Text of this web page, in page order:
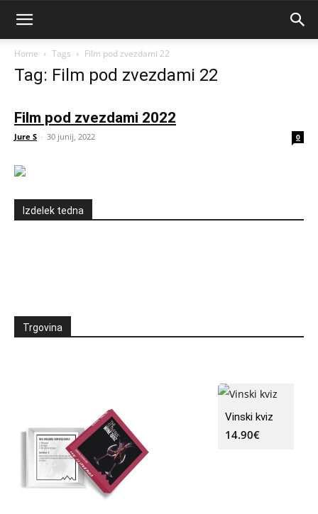
Home Tags Film pod zvezdami 22
Tag: Film pod zvezdami 22
Film pod zvezdami 2022
Jure S - 30 junij, 2022 0
Izdelek tedna
Trgovina
Vinski kviz
14.90€